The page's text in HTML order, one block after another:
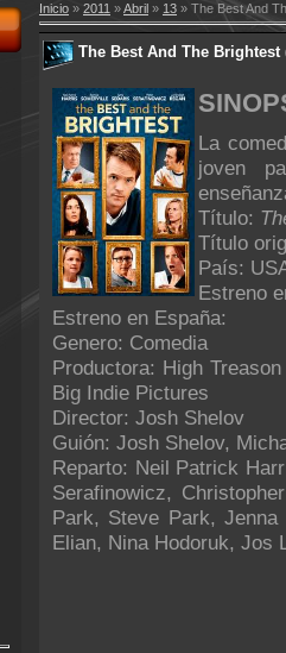
Inicio » 2011 »Abril » 13 » The Best And
The Best And The Brightest
La
joven
Título:
Título
País:
Estreno
Estreno en España:
Genero: Comedia
Productora: High
Big Indie Pictures
Director: Josh Shelov
Guión: Josh Shelov,
Reparto: Neil Patrick
Serafinowicz,
Park, Steve Park,
Elian, Nina Hodoruk, Jos